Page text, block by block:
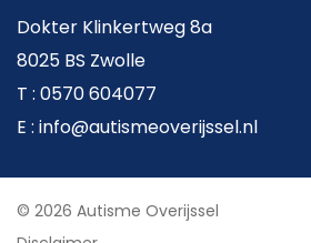
Dokter Klinkertweg 8a
8025 BS Zwolle
T : 0570 604077
E : info@autismeoverijssel.nl
© 2026 Autisme Overijssel